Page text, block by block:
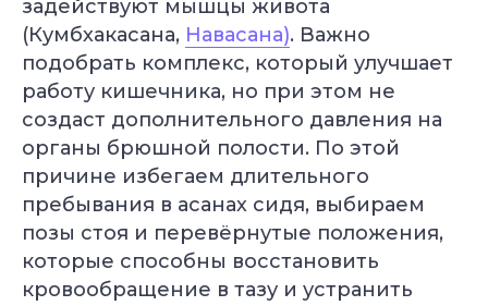
задействуют мышцы живота
(Кумбхакасана, Навасана). Важно
подобрать комплекс, который улучшает
работу кишечника, но при этом не
создаст дополнительного давления на
органы брюшной полости. По этой
причине избегаем длительного
пребывания в асанах сидя, выбираем
позы стоя и перевёрнутые положения,
которые способны восстановить
кровообращение в тазу и устранить